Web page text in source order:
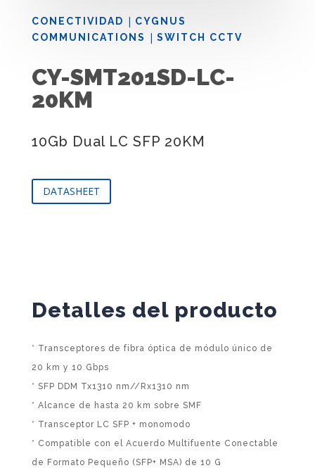
CONECTIVIDAD | CYGNUS
COMMUNICATIONS
| SWITCH CCTV
CY-SMT201SD-LC-
20KM
10Gb Dual LC SFP 20KM
DATASHEET
Detalles del producto
* Transceptores de fibra óptica de módulo único de
20 km y 10 Gbps
* SFP DDM Tx1310 nm//Rx1310 nm
* Alcance de hasta 20 km sobre SMF
* Transceptor LC SFP + monomodo
* Compatible con el Acuerdo Multifuente Conectable
de Formato Pequeño (SFP+ MSA) de 10 G